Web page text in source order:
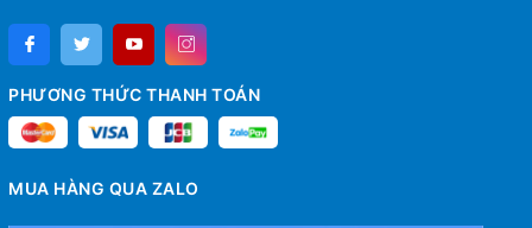
PHƯƠNG THỨC THANH TOÁN
MUA HÀNG QUA ZALO